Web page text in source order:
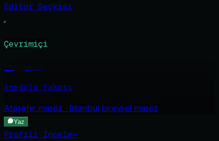
Editör Seçkisi
Çevrimiçi
Anadolu Yakası
Ataşehir masöz · İstanbul bireysel masöz
Yaz
Profili İncele→